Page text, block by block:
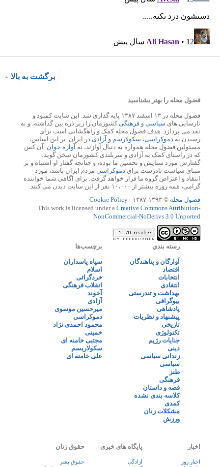
برگشت به بالا
فضول محله را بهتر بشناسید
فضول محله در ۱۳ اسفند ۱۳۸۷ پایه گذاری شد. این سایت کمبود و
نارسایی های سیاسی و فرهنگیکشورمان را زیر ذره بین گذاشته، و به
نقد می پردازد. هدف فضول محله کمک و راهگشایی است برای
رسیدن به دموکراسی، سکولارسم و آزادی در ایران. بر این اساس،
مسئولین فضول محله همواره به دنبال آوازند، نه آوازه خوان. آن کس
که در راستای کمک به آزادی و سربلندی کشورمان سخن گوید،
گفتارش مورد ستایش و تحسین ما بوده، و چنانچه گفتار او اشتباه و بر
مبنای سیاست نادرست برای دموکراسی مردم ایران باشد، مورد
انتقاد و اعتراض گروه ما قرار خواهد گرفت. برای آگاهی شما خواننده
گرامی، همه روزه بیشتر از ۱۰،۰۰۰ نفر از این سایت دیدن می کنند.
فضول محله © ۱۳۹۳-۱۳۸۷ -
Cookie Policy
This work is licensed under a Creative Commons Attribution-
NonCommercial-NoDerivs 3.0 Unported
رسته بندي
آوارگان و پناهندگان
اقتصاد
انتخابات
انتقادی
بهداشت و تندرستی
بیوگرافی
پادشاهی
پیشنهاد و نظریات
تاریخی
تکنولوژی
جنایات رژیم
دینی
زندانی سیاسی
سیاسی
طنز
فرهنگی
قصه و داستان
کلاسه بندی نشده
کمدی
مشکلات زنان
ورزش
برچسب‌ها
سپاه پاسداران
اسلام
خردگرائی
انقلاب فرهنگی
آخوند
آزادی
میرحسین موسوی
دموکراسی
محمود احمدی نژاد
خمینی
مجتبی خامنه ای
سکولاریسم
علی خامنه ای
اخبار
اخبار روز
پایگاه های خبری
آزادگی
حقوق زنان
حقوق بشر